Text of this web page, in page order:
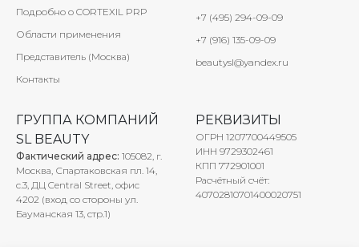
Подробно о CORTEXIL PRP
Области применения
Представитель (Москва)
Контакты
+7 (495) 294-09-09
+7 (916) 135-09-09
beautysl@yandex.ru
ГРУППА КОМПАНИЙ
SL BEAUTY
Фактический адрес: 105082, г.
Москва, Спартаковская пл. 14,
с.3, ДЦ Central Street, офис
4202 (вход со стороны ул.
Бауманская 13, стр.1)
РЕКВИЗИТЫ
ОГРН 1207700449505
ИНН 9729302461
КПП 772901001
Расчётный счёт:
40702810701400020751